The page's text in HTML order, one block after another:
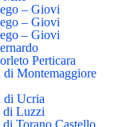
– Giovi
– Giovi
– Giovi
Perticara
Montemaggiore
di Ucria
di Luzzi
Torano Castello